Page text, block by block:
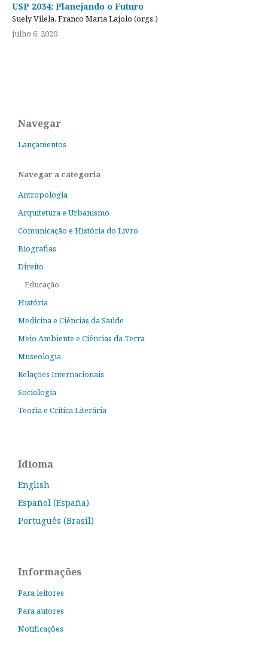
USP 2034: Planejando o Futuro
Suely Vilela, Franco Maria Lajolo (orgs.)
julho 6, 2020
Navegar
Lançamentos
Navegar a categoria
Antropologia
Arquitetura e Urbanismo
Comunicação e História do Livro
Biografias
Direito
Educação
História
Medicina e Ciências da Saúde
Meio Ambiente e Ciências da Terra
Museologia
Relações Internacionais
Sociologia
Teoria e Crítica Literária
Idioma
English
Español (España)
Português (Brasil)
Informações
Para leitores
Para autores
Notificações